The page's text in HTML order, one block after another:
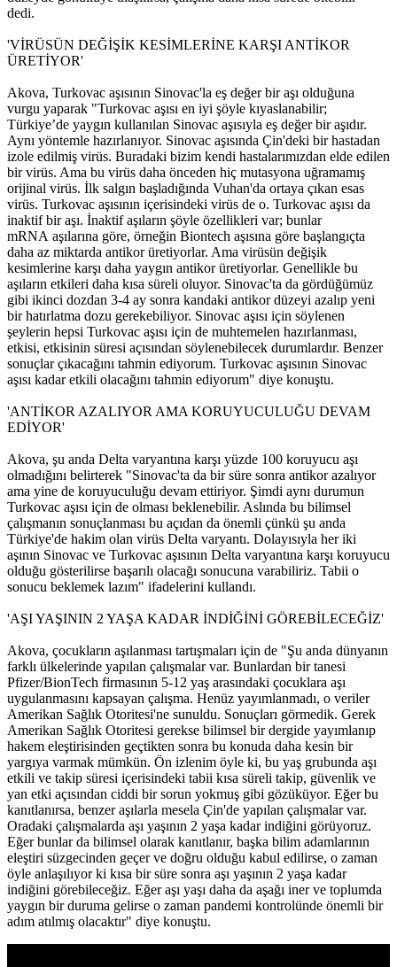
dedi.
'VİRÜSÜN DEĞİŞİK KESİMLERİNE KARŞI ANTİKOR
ÜRETİYOR'
Akova, Turkovac aşısının Sinovac'la eş değer bir aşı olduğuna
vurgu yaparak "Turkovac aşısı en iyi şöyle kıyaslanabilir;
Türkiye’de yaygın kullanılan Sinovac aşısıyla eş değer bir aşıdır.
Aynı yöntemle hazırlanıyor. Sinovac aşısında Çin'deki bir hastadan
izole edilmiş virüs. Buradaki bizim kendi hastalarımızdan elde edilen
bir virüs. Ama bu virüs daha önceden hiç mutasyona uğramamış
orijinal virüs. İlk salgın başladığında Vuhan'da ortaya çıkan esas
virüs. Turkovac aşısının içerisindeki virüs de o. Turkovac aşısı da
inaktif bir aşı. İnaktif aşıların şöyle özellikleri var; bunlar
mRNA aşılarına göre, örneğin Biontech aşısına göre başlangıçta
daha az miktarda antikor üretiyorlar. Ama virüsün değişik
kesimlerine karşı daha yaygın antikor üretiyorlar. Genellikle bu
aşıların etkileri daha kısa süreli oluyor. Sinovac'ta da gördüğümüz
gibi ikinci dozdan 3-4 ay sonra kandaki antikor düzeyi azalıp yeni
bir hatırlatma dozu gerekebiliyor. Sinovac aşısı için söylenen
şeylerin hepsi Turkovac aşısı için de muhtemelen hazırlanması,
etkisi, etkisinin süresi açısından söylenebilecek durumlardır. Benzer
sonuçlar çıkacağını tahmin ediyorum. Turkovac aşısının Sinovac
aşısı kadar etkili olacağını tahmin ediyorum" diye konuştu.
'ANTİKOR AZALIYOR AMA KORUYUCULUĞU DEVAM
EDİYOR'
Akova, şu anda Delta varyantına karşı yüzde 100 koruyucu aşı
olmadığını belirterek "Sinovac'ta da bir süre sonra antikor azalıyor
ama yine de koruyuculuğu devam ettiriyor. Şimdi aynı durumun
Turkovac aşısı için de olması beklenebilir. Aslında bu bilimsel
çalışmanın sonuçlanması bu açıdan da önemli çünkü şu anda
Türkiye'de hakim olan virüs Delta varyantı. Dolayısıyla her iki
aşının Sinovac ve Turkovac aşısının Delta varyantına karşı koruyucu
olduğu gösterilirse başarılı olacağı sonucuna varabiliriz. Tabii o
sonucu beklemek lazım" ifadelerini kullandı.
'AŞI YAŞININ 2 YAŞA KADAR İNDİĞİNİ GÖREBİLECEĞİZ'
Akova, çocukların aşılanması tartışmaları için de "Şu anda dünyanın
farklı ülkelerinde yapılan çalışmalar var. Bunlardan bir tanesi
Pfizer/BionTech firmasının 5-12 yaş arasındaki çocuklara aşı
uygulanmasını kapsayan çalışma. Henüz yayımlanmadı, o veriler
Amerikan Sağlık Otoritesi'ne sunuldu. Sonuçları görmedik. Gerek
Amerikan Sağlık Otoritesi gerekse bilimsel bir dergide yayımlanıp
hakem eleştirisinden geçtikten sonra bu konuda daha kesin bir
yargıya varmak mümkün. Ön izlenim öyle ki, bu yaş grubunda aşı
etkili ve takip süresi içerisindeki tabii kısa süreli takip, güvenlik ve
yan etki açısından ciddi bir sorun yokmuş gibi gözüküyor. Eğer bu
kanıtlanırsa, benzer aşılarla mesela Çin'de yapılan çalışmalar var.
Oradaki çalışmalarda aşı yaşının 2 yaşa kadar indiğini görüyoruz.
Eğer bunlar da bilimsel olarak kanıtlanır, başka bilim adamlarının
eleştiri süzgecinden geçer ve doğru olduğu kabul edilirse, o zaman
öyle anlaşılıyor ki kısa bir süre sonra aşı yaşının 2 yaşa kadar
indiğini görebileceğiz. Eğer aşı yaşı daha da aşağı iner ve toplumda
yaygın bir duruma gelirse o zaman pandemi kontrolünde önemli bir
adım atılmış olacaktır" diye konuştu.